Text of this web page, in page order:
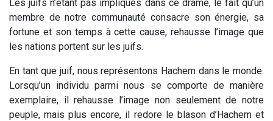
Les juifs n’étant pas impliqués dans ce drame, le fait qu’un
membre de notre communauté consacre son énergie, sa
fortune et son temps à cette cause, rehausse l’image que
les nations portent sur les juifs.
En tant que juif, nous représentons Hachem dans le monde.
Lorsqu’un individu parmi nous se comporte de manière
exemplaire, il rehausse l’image non seulement de notre
peuple, mais plus encore, il redore le blason d’Hachem et